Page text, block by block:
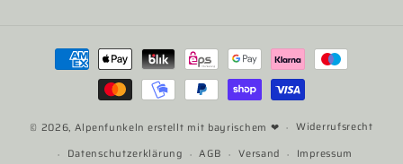
Zahlungsmethoden
© 2026, Alpenfunkeln erstellt mit bayrischem ❤
Widerrufsrecht
Datenschutzerklärung
AGB Versand Impressum